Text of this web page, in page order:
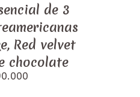
de 3
Red velvet
chocolate